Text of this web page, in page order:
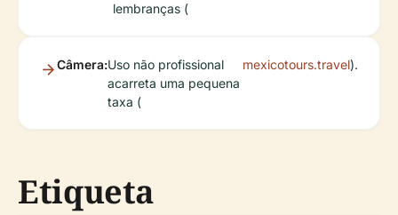
lembranças (
Câmera:Uso não profissional
acarreta uma pequena
taxa (
mexicotours.travel).
Etiqueta